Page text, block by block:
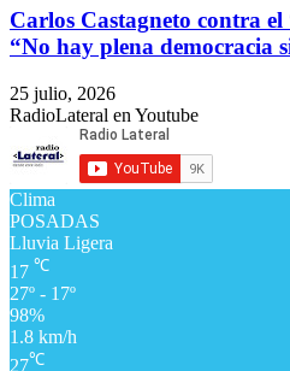
Carlos Castagneto contra el
“No hay plena democracia
25 julio, 2026
RadioLateral en Youtube
Clima
POSADAS
Lluvia Ligera
17 ℃
27º - 17º
98%
1.8 km/h
27℃